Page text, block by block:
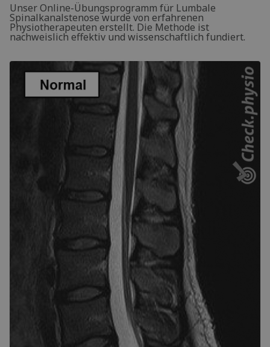
Unser Online-Übungsprogramm für Lumbale
Spinalkanalstenose wurde von erfahrenen
Physiotherapeuten erstellt. Die Methode ist
nachweislich effektiv und wissenschaftlich fundiert.